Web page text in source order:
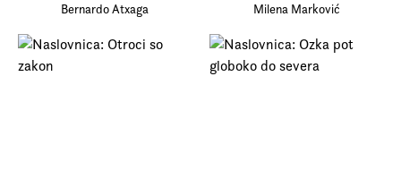
Bernardo Atxaga Milena Marković